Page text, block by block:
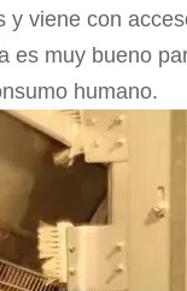
viene con
es muy bueno
humano.